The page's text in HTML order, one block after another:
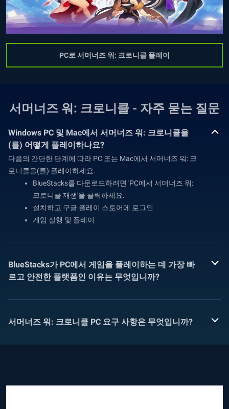
PC로 서머너즈 워: 크로니클 플레이
서머너즈 워: 크로니클 - 자주 묻는 질문
Windows PC 및 Mac에서 서머너즈 워: 크로니클을
(를) 어떻게 플레이하나요?
다음의 간단한 단계에 따라 PC 또는 Mac에서 서머너즈 워: 크
로니클을(를) 플레이하세요.
BlueStacks를 다운로드하려면 'PC에서 서머너즈 워:
크로니클 재생'을 클릭하세요.
설치하고 구글 플레이 스토어에 로그인
게임 실행 및 플레이
BlueStacks가 PC에서 게임을 플레이하는 데 가장 빠
르고 안전한 플랫폼인 이유는 무엇입니까?
서머너즈 워: 크로니클 PC 요구 사항은 무엇입니까?